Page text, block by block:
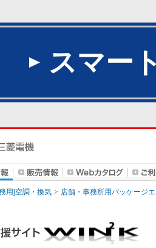
スマー
用]空調・換気 店舗・事務所用パッケージ